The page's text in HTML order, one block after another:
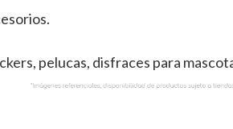
pelucas, disfraces para